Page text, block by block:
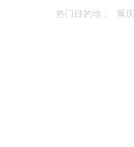
热门目的地： 重